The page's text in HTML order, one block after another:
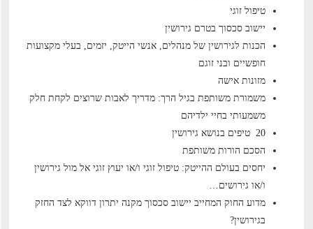
טיפול זוגי
יישוב סכסוך בטרם גירושין
הכנות לגירושין של מנהלים, אנשי הייטק, יזמים, בעלי מקצועות
חופשיים ובני זוגם
מזונות אישה
משמורת משותפת בגיל הרך: מדריך לאבות שרוצים לקחת חלק
משמעותי בחיי ילדיהם
20 טיפים בנושא גירושין
הסכם הורות משותפת
יחסים בעולם ההייטק: טיפול זוגי ו/או יעוץ זוגי אל מול גירושין
ו/או גירושים…
מדוע החוק המחייב יישוב סכסוך מקנה יתרון דווקא לצד החזק
בגירושין?